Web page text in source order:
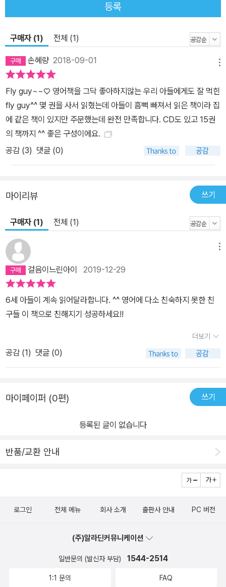
등록
구매자 (1) 전체 (1)
손혜량 2018-09-01
Fly guy~~♡ 영어책을 그닥 좋아하지않는 우리 아들에게도 잘 먹힌
fly guy^^ 몇 권을 사서 읽혔는데 아들이 흠뻑 빠져서 읽은 책이라 집
에 같은 책이 있지만 주문했는데 완전 만족합니다. CD도 있고 15권
의 책까지 ^^ 좋은 구성이에요.
공감 (3) 댓글 (0)
마이리뷰 쓰기
구매자 (1) 전체 (1)
걸음이느린아이 2019-12-29
6세 아들이 계속 읽어달라합니다. ^^ 영어에 다소 친숙하지 못한 친
구들 이 책으로 친해지기 성공하세요!!
더보기
공감 (1) 댓글 (0)
마이페이퍼 (0편) 쓰기
등록된 글이 없습니다
반품/교환 안내
로그인 전체 메뉴 회사 소개 출판사 안내 PC 버전
(주)알라딘커뮤니케이션
일반문의 (발신자 부담) 1544-2514
1:1 문의 FAQ